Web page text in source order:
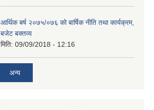
आर्थिक बर्ष २०७५/०७६ को बार्षिक नीति तथा कार्यक्रम,
बजेट बक्तव्य
मिति: 09/09/2018 - 12:16
अन्य